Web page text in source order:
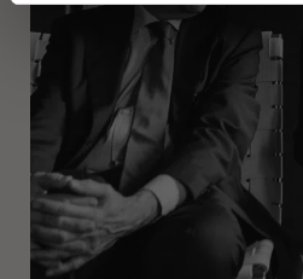
entwickelt. Von 1974 bis 1990
Designer der gesamten
die 1888 gegründet wurde.
Namen Benedini & Partners an.
Von 1991 bis 1995
ist Vizepräsident von Bugatti
110, die SS-Version und das